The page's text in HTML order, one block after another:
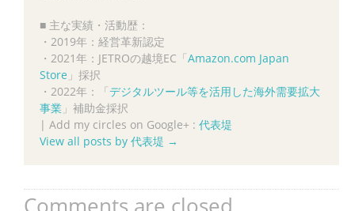
■ 主な実績・活動歴：
・2019年：経営革新認定
・2021年：JETROの越境EC「Amazon.com Japan
Store 」採択
・2022年：「デジタルツール等を活用した海外需要拡大
事業 」補助金採択
| Add my circles on Google+ : 代表堤
View all posts by 代表堤 →
Comments are closed